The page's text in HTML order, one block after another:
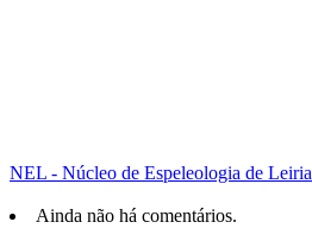
NEL - Núcleo de Espeleologia de Leiria
Ainda não há comentários.